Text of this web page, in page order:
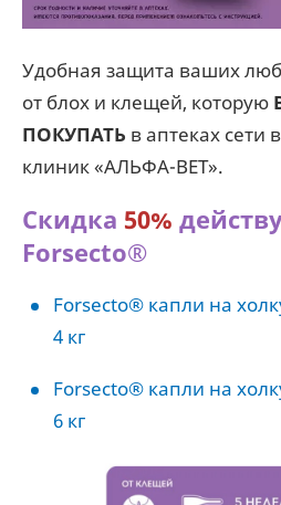
Удобная защита ваших
от блох и клещей, которую
ПОКУПАТЬ в аптеках сети
клиник «АЛЬФА-ВЕТ».
Скидка 50%
Forsecto®
Forsecto® капли на
4 кг
Forsecto® капли на
6 кг